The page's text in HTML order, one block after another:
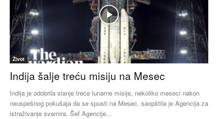
Život
Indija šalje treću misiju na Mesec
Indija je odobrila slanje treće lunarne misije, nekoliko meseci nakon
neuspešnog pokušaja da se spusti na Mesec, saopštila je Agencija za
istraživanje svemira. Šef Agencije...